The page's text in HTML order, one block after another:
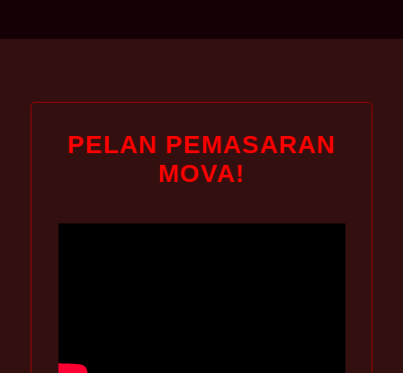
PELAN PEMASARAN
MOVA!